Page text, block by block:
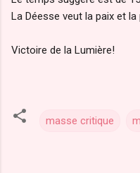
La Déesse veut la paix et la
Victoire de la Lumière!
masse critique